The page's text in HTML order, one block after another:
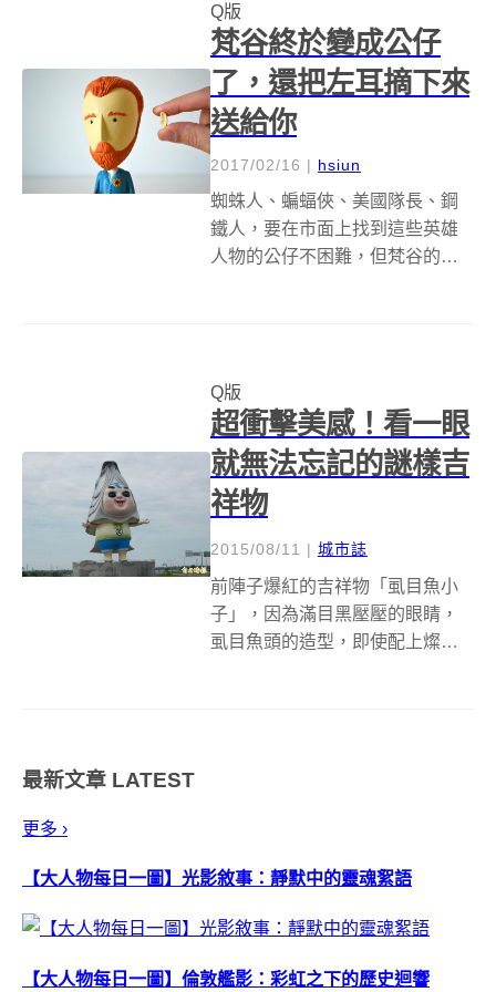
的電影中共計 56,000 幅以...
Q版
梵谷終於變成公仔
了，還把左耳摘下來
送給你
2017/02/16 | hsiun
蜘蛛人、蝙蝠俠、美國隊長、鋼
鐵人，要在市面上找到這些英雄
人物的公仔不困難，但梵谷的
是不辱使命，完...
Q版
超衝擊美感！看一眼
就無法忘記的謎樣吉
祥物
2015/08/11 | 城市誌
前陣子爆紅的吉祥物「虱目魚小
子」，因為滿目黑壓壓的眼睛，
虱目魚頭的造型，即使配上燦爛
最新文章 LATEST
更多 ›
【大人物每日一圖】光影敘事：靜默中的靈魂絮語
【大人物每日一圖】倫敦艦影：彩虹之下的歷史迴響